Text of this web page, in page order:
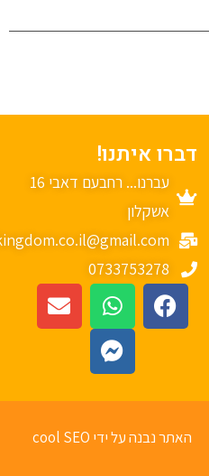
דברו איתנו!
עברנו... רחבעם דאבי 16
אשקלון
mykingdom.co.il@gmail.com
0733753278
האתר נבנה על ידי cool SEO